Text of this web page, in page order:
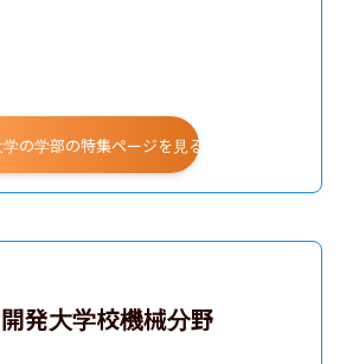
学の学部の特集ページを見る
発大学校機械分野